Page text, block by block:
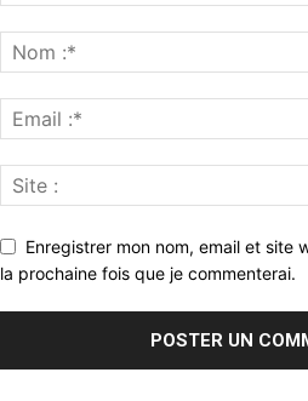
Enregistrer mon nom, email et site
la prochaine fois que je commenterai.